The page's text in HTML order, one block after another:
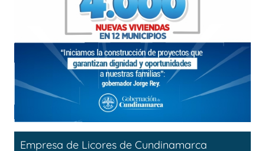
Empresa de Licores de Cundinamarca